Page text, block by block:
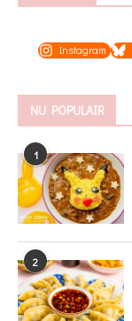
Instagram
NU POPULAIR
1
2